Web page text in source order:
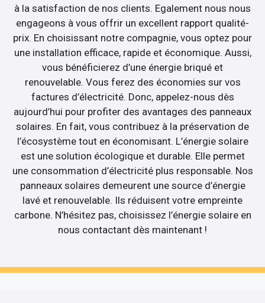
à la satisfaction de nos clients. Egalement nous nous
engageons à vous offrir un excellent rapport qualité-
prix. En choisissant notre compagnie, vous optez pour
une installation efficace, rapide et économique. Aussi,
vous bénéficierez d’une énergie briqué et
renouvelable. Vous ferez des économies sur vos
factures d’électricité. Donc, appelez-nous dès
aujourd’hui pour profiter des avantages des panneaux
solaires. En fait, vous contribuez à la préservation de
l’écosystème tout en économisant. L’énergie solaire
est une solution écologique et durable. Elle permet
une consommation d’électricité plus responsable. Nos
panneaux solaires demeurent une source d’énergie
lavé et renouvelable. Ils réduisent votre empreinte
carbone. N’hésitez pas, choisissez l’énergie solaire en
nous contactant dès maintenant !